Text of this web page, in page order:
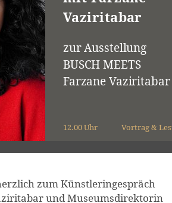
Vaziritabar
zur Ausstellung
BUSCH MEETS
Farzane Vaziritabar
Vortrag &
12.00 Uhr
zum Künstleringespräch
und Museumsdirektorin